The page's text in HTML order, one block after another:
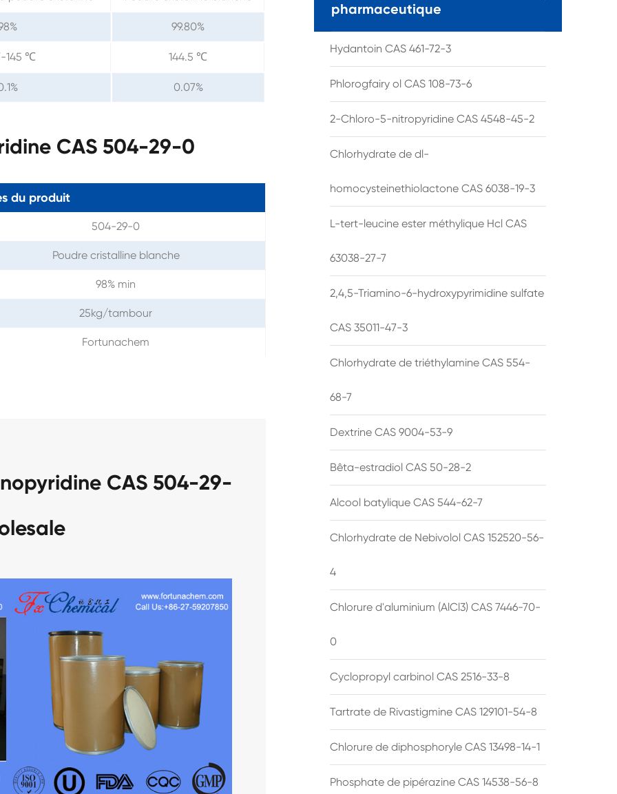
99.80%
145 ℃ 144.5 ℃
0.07%
CAS 504-29-0
du produit
504-29-0
Poudre cristalline blanche
98% min
25kg/tambour
Fortunachem
CAS 504-29-
pharmaceutique
Hydantoin CAS 461-72-3
Phlorogfairy ol CAS 108-73-6
2-Chloro-5-nitropyridine CAS 4548-45-2
Chlorhydrate de dl-
homocysteinethiolactone CAS 6038-19-3
L-tert-leucine ester méthylique Hcl CAS
63038-27-7
2,4,5-Triamino-6-hydroxypyrimidine sulfate
CAS 35011-47-3
Chlorhydrate de triéthylamine CAS 554-
68-7
Dextrine CAS 9004-53-9
Bêta-estradiol CAS 50-28-2
Alcool batylique CAS 544-62-7
Chlorhydrate de Nebivolol CAS 152520-56-
4
Chlorure d'aluminium (AlCl3) CAS 7446-70-
0
Cyclopropyl carbinol CAS 2516-33-8
Tartrate de Rivastigmine CAS 129101-54-8
Chlorure de diphosphoryle CAS 13498-14-1
Phosphate de pipérazine CAS 14538-56-8